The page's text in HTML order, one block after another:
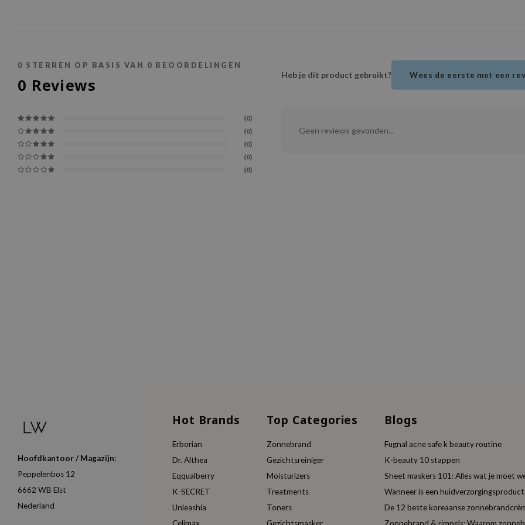
0 STERREN OP BASIS VAN 0 BEOORDELINGEN
0 Reviews
(0)
(0)
(0)
(0)
(0)
Heb je dit product gebruikt? Wees de eerste met een
Geen reviews gevonden...
Hoofdkantoor / Magazijn:
Peppelenbos 12
6662 WB Elst
Nederland
Hot Brands
Erborian
Dr. Althea
Eqqualberry
K-SECRET
Unleashia
Top Categories
Zonnebrand
Gezichtsreiniger
Moisturizers
Treatments
Toners
Blogs
Fugnal acne safe k beauty routine
K-beauty 10 stappen
Sheet maskers 101: Alles wat je moet
Wanneer is een
De 12 beste koreaanse